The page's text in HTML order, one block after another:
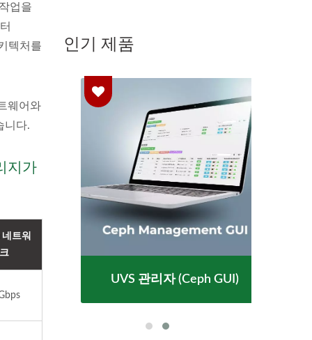
업을
텍처를
웨어와
니다.
지가
네트워
크
인기 제품
UVS 관리자 (Ceph GUI)